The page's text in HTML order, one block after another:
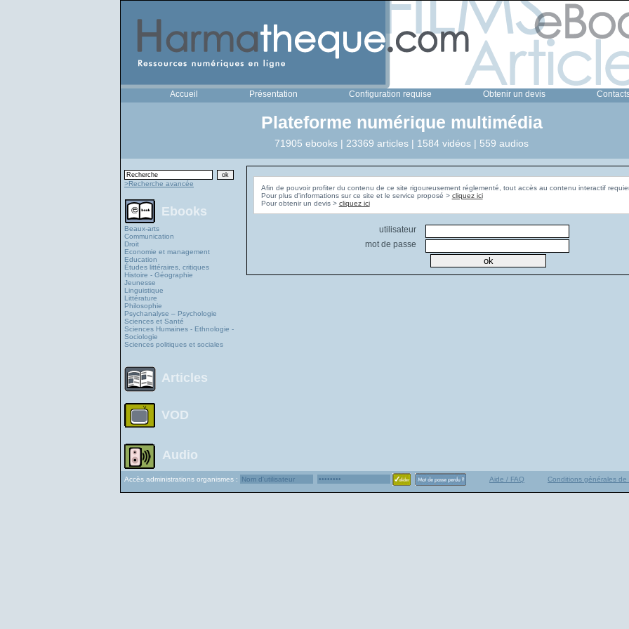
Accueil Présentation Configuration requise Obtenir un devis
Plateforme numérique multimédia
71905 ebooks | 23369 articles | 1584 vidéos | 559 audios
>Recherche avancée
Ebooks
Beaux-arts
Communication
Droit
Economie et management
Education
Études littéraires, critiques
Histoire - Géographie
Jeunesse
Linguistique
Littérature
Philosophie
Psychanalyse – Psychologie
Sciences et Santé
Sciences Humaines - Ethnologie -
Sociologie
Sciences politiques et sociales
Articles
VOD
Audio
Afin de pouvoir profiter du contenu de ce site rigoureusement réglementé, tout accès au contenu interactif
Pour plus d'informations sur ce site et le service proposé > cliquez ici
Pour obtenir un devis > cliquez ici
utilisateur
mot de passe
Accès administrations organismes : Aide / FAQ Conditions générales de